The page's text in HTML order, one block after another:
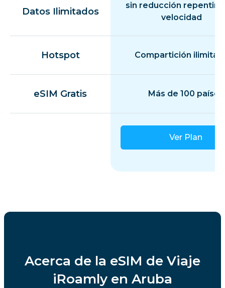
Datos Ilimitados
sin reducción
velocidad
Hotspot Compartición
eSIM Gratis Más de 100 países
Ver Plan
Acerca de la eSIM de Viaje
iRoamly en Aruba